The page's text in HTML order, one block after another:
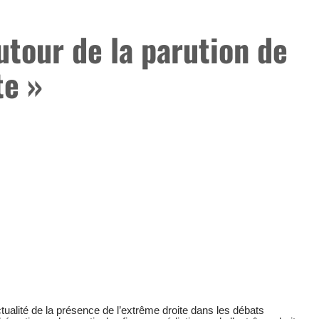
de la parution de
»
de la présence de l’extrême droite dans les débats